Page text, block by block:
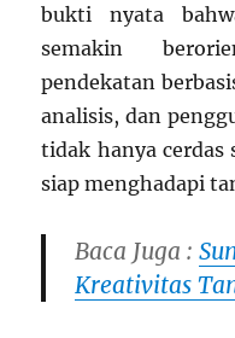
bukti nyata
semakin
pendekatan
analisis, dan
tidak hanya cerdas
siap menghadapi
Baca Juga :
Kreativitas